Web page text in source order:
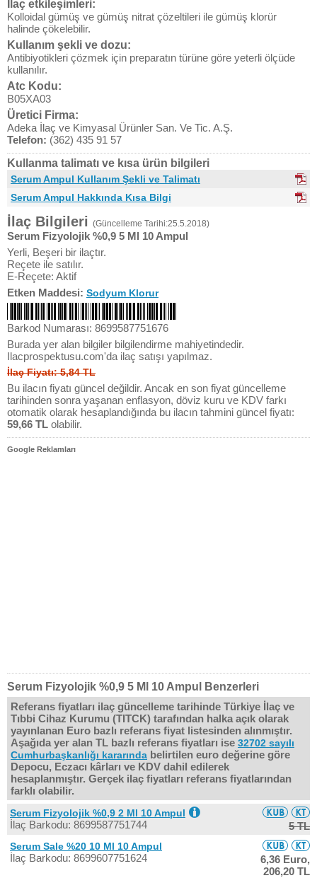
İlaç etkileşimleri:
Kolloidal gümüş ve gümüş nitrat çözeltileri ile gümüş klorür
halinde çökelebilir.
Kullanım şekli ve dozu:
Antibiyotikleri çözmek için preparatın türüne göre yeterli ölçüde
kullanılır.
Atc Kodu:
B05XA03
Üretici Firma:
Adeka İlaç ve Kimyasal Ürünler San. Ve Tic. A.Ş.
Telefon: (362) 435 91 57
Kullanma talimatı ve kısa ürün bilgileri
Serum Ampul Kullanım Şekli ve Talimatı
Serum Ampul Hakkında Kısa Bilgi
İlaç Bilgileri (Güncelleme Tarihi:25.5.2018)
Serum Fizyolojik %0,9 5 Ml 10 Ampul
Yerli, Beşeri bir ilaçtır.
Reçete ile satılır.
E-Reçete: Aktif
Etken Maddesi: Sodyum Klorur
Barkod Numarası: 8699587751676
Burada yer alan bilgiler bilgilendirme mahiyetindedir.
Ilacprospektusu.com'da ilaç satışı yapılmaz.
İlaç Fiyatı: 5,84 TL
Bu ilacın fiyatı güncel değildir. Ancak en son fiyat güncelleme
tarihinden sonra yaşanan enflasyon, döviz kuru ve KDV farkı
otomatik olarak hesaplandığında bu ilacın tahmini güncel fiyatı:
59,66 TL olabilir.
Google Reklamları
Serum Fizyolojik %0,9 5 Ml 10 Ampul Benzerleri
Referans fiyatları ilaç güncelleme tarihinde Türkiye İlaç ve
Tıbbi Cihaz Kurumu (TITCK) tarafından halka açık olarak
yayınlanan Euro bazlı referans fiyat listesinden alınmıştır.
Aşağıda yer alan TL bazlı referans fiyatları ise 32702 sayılı
Cumhurbaşkanlığı kararında belirtilen euro değerine göre
Depocu, Eczacı kârları ve KDV dahil edilerek
hesaplanmıştır. Gerçek ilaç fiyatları referans fiyatlarından
farklı olabilir.
Serum Fizyolojik %0,9 2 Ml 10 Ampul
İlaç Barkodu: 8699587751744 5 TL
Serum Sale %20 10 Ml 10 Ampul
İlaç Barkodu: 8699607751624
6,36 Euro,
206,20 TL